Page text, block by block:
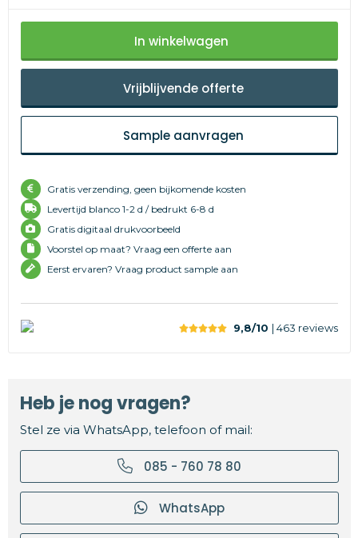
In winkelwagen
Vrijblijvende offerte
Sample aanvragen
Gratis verzending, geen bijkomende kosten
Levertijd blanco 1-2 d / bedrukt 6-8 d
Gratis digitaal drukvoorbeeld
Voorstel op maat? Vraag een offerte aan
Eerst ervaren? Vraag product sample aan
9,8/10 | 463 reviews
Heb je nog vragen?
Stel ze via WhatsApp, telefoon of mail:
085 - 760 78 80
WhatsApp